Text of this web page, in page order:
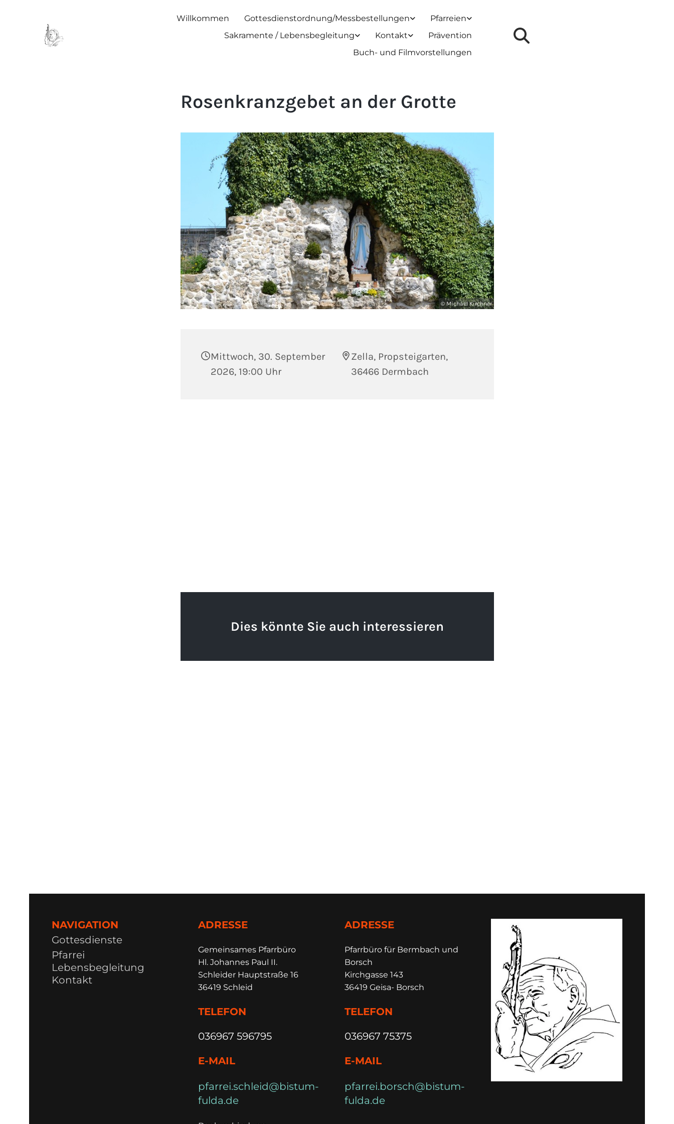
Willkommen Gottesdienstordnung/Messbestellungen
Pfarreien
Sakramente / Lebensbegleitung
Kontakt
Prävention
Buch- und Filmvorstellungen
Rosenkranzgebet an der Grotte
© Michael Kirchner
Mittwoch, 30. September
2026, 19:00 Uhr
Zella, Propsteigarten,
36466 Dermbach
Dies könnte Sie auch interessieren
NAVIGATION
Gottesdienste
Pfarrei
Lebensbegleitung
Kontakt
ADRESSE
Gemeinsames Pfarrbüro
Hl. Johannes Paul II.
Schleider Hauptstraße 16
36419 Schleid
TELEFON
036967 596795
E-MAIL
pfarrei.schleid@bistum-
fulda.de
ADRESSE
Pfarrbüro für Bermbach und
Borsch
Kirchgasse 143
36419 Geisa- Borsch
TELEFON
036967 75375
E-MAIL
pfarrei.borsch@bistum-
fulda.de